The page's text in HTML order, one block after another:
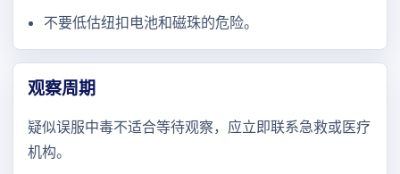
不要低估纽扣电池和磁珠的危险。
观察周期
疑似误服中毒不适合等待观察，应立即联系急救或医疗
机构。